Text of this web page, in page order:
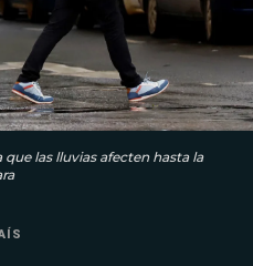
que las lluvias afecten hasta la